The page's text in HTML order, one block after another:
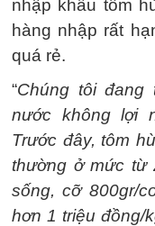
nhập khẩu tôm
hàng nhập rất
quá rẻ.
“Chúng tôi đang
nước không lợi
Trước đây, tôm
thường ở mức từ
sống, cỡ 800gr/
hơn 1 triệu đồng/